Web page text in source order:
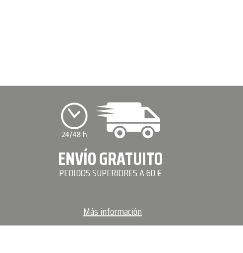
ENVÍO GRATUITO
PEDIDOS SUPERIORES A 60 €
Más información